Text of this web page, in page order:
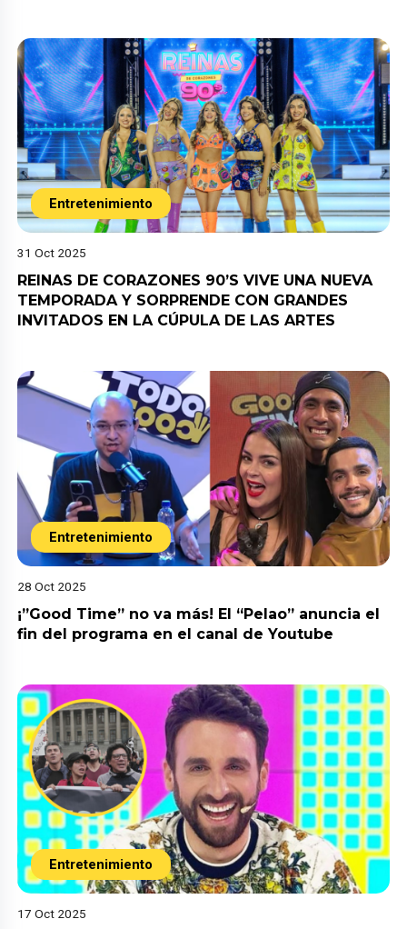
Entretenimiento
31 Oct 2025
REINAS DE CORAZONES 90’S VIVE UNA NUEVA
TEMPORADA Y SORPRENDE CON GRANDES
INVITADOS EN LA CÚPULA DE LAS ARTES
Entretenimiento
28 Oct 2025
¡”Good Time” no va más! El “Pelao” anuncia el
fin del programa en el canal de Youtube
Entretenimiento
17 Oct 2025